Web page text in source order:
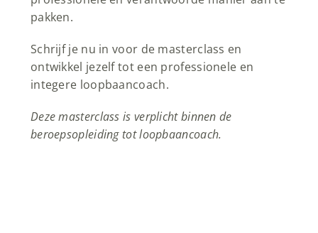
pakken.
Schrijf je nu in voor de masterclass en
ontwikkel jezelf tot een professionele en
integere loopbaancoach.
Deze masterclass is verplicht binnen de
beroepsopleiding tot loopbaancoach.